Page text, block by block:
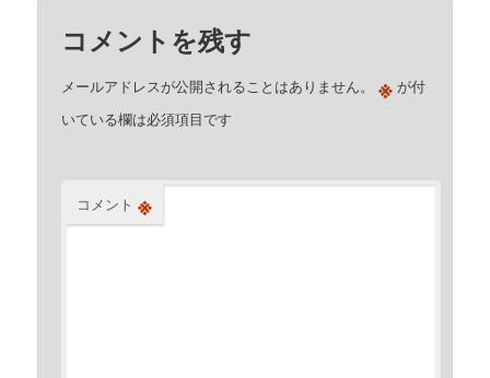
コメントを残す
メールアドレスが公開されることはありません。 ※ が付
いている欄は必須項目です
コメント ※